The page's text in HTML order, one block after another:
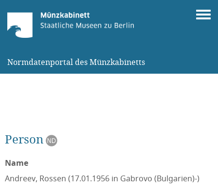
Normdatenportal des Münzkabinetts
Person
Name
Andreev, Rossen (17.01.1956 in Gabrovo (Bulgarien)-)